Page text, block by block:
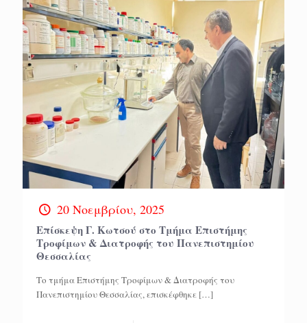
20 Νοεμβρίου, 2025
Επίσκεψη Γ. Κωτσού στο Τμήμα Επιστήμης
Τροφίμων & Διατροφής του Πανεπιστημίου
Θεσσαλίας
Το τμήμα Επιστήμης Τροφίμων & Διατροφής του
Πανεπιστημίου Θεσσαλίας, επισκέφθηκε […]